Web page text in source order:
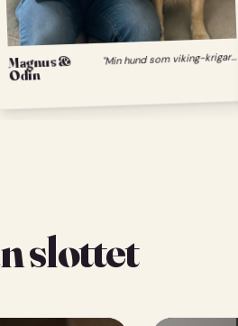
Magnus &
Odin
"
Min hund som viking-krigare."
slottet